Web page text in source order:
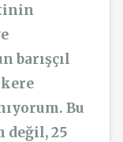
barışçıl
Bu
değil, 25